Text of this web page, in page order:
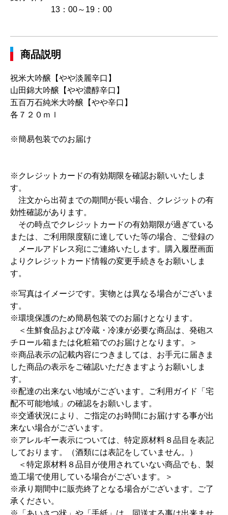
13：00～19：00
商品説明
祝米大吟醸【やや淡麗辛口】
山田錦大吟醸【やや濃醇辛口】
五百万石純米大吟醸【やや辛口】
各７２０ｍｌ
※簡易包装でのお届け
※クレジットカードの有効期限を確認お願いいたしま
す。
注文から出荷までの期間が長い場合、クレジットの有
効性確認があります。
その時点でクレジットカードの有効期限が過ぎている
または、ご利用限度額に達していた等の場合、ご登録の
メールアドレス宛にご連絡いたします。購入履歴画面
よりクレジットカード情報の変更手続きをお願いしま
す。
※写真はイメージです。実物とは異なる場合がございま
す。
※環境保護のため簡易包装でのお届けとなります。
＜生鮮食品および冷蔵・冷凍が必要な商品は、発砲ス
チロール箱または化粧箱でのお届けとなります。＞
※商品表示の記載内容につきましては、お手元に届きま
した商品の表示をご確認いただきますようお願いしま
す。
※配達の出来ない地域がございます。ご利用ガイド「宅
配不可能地域」の確認をお願いします。
※交通状況により、ご指定のお時間にお届けする事が出
来ない場合がございます。
※アレルギー表示については、特定原材料８品目を表記
しております。（酒類には表記をしていません。）
＜特定原材料８品目が使用されていない商品でも、製
造工場で使用している場合がございます。＞
※承り期間中に販売終了となる場合がございます。ご了
承ください。
※「あいさつ状」や「手紙」は、同送する事は出来ませ